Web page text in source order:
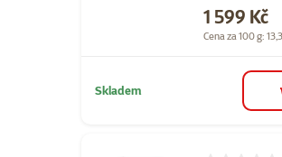
Cena
1 599 Kč
Cena za 100 g:
Skladem